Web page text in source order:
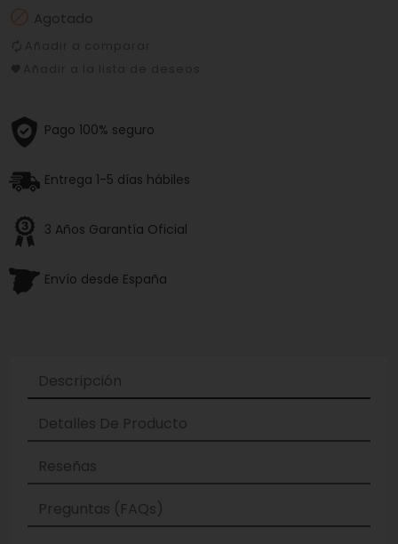
 Agotado
Pago 100% seguro
Entrega 1-5 días hábiles
3 Años Garantía Oficial
Envío desde España
Descripción
Detalles De Producto
Reseñas
Preguntas (FAQs)